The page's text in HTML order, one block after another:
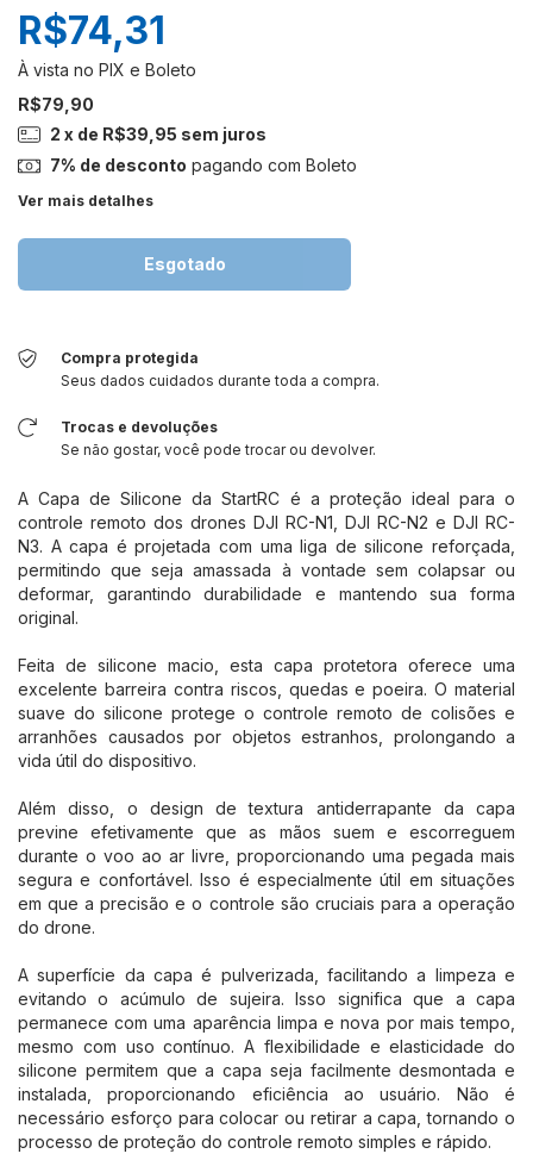
R$79,90
R$74,31
2 x de R$39,95 sem juros
7% de desconto pagando com Boleto
Ver mais detalhes
Compra protegida
Seus dados cuidados durante toda a compra.
Trocas e devoluções
Se não gostar, você pode trocar ou devolver.
A Capa de Silicone da StartRC é a proteção ideal para o
controle remoto dos drones DJI RC-N1, DJI RC-N2 e DJI RC-
N3. A capa é projetada com uma liga de silicone reforçada,
permitindo que seja amassada à vontade sem colapsar ou
deformar, garantindo durabilidade e mantendo sua forma
original.
Feita de silicone macio, esta capa protetora oferece uma
excelente barreira contra riscos, quedas e poeira. O material
suave do silicone protege o controle remoto de colisões e
arranhões causados por objetos estranhos, prolongando a
vida útil do dispositivo.
Além disso, o design de textura antiderrapante da capa
previne efetivamente que as mãos suem e escorreguem
durante o voo ao ar livre, proporcionando uma pegada mais
segura e confortável. Isso é especialmente útil em situações
em que a precisão e o controle são cruciais para a operação
do drone.
A superfície da capa é pulverizada, facilitando a limpeza e
evitando o acúmulo de sujeira. Isso significa que a capa
permanece com uma aparência limpa e nova por mais tempo,
mesmo com uso contínuo. A flexibilidade e elasticidade do
silicone permitem que a capa seja facilmente desmontada e
instalada, proporcionando eficiência ao usuário. Não é
necessário esforço para colocar ou retirar a capa, tornando o
processo de proteção do controle remoto simples e rápido.